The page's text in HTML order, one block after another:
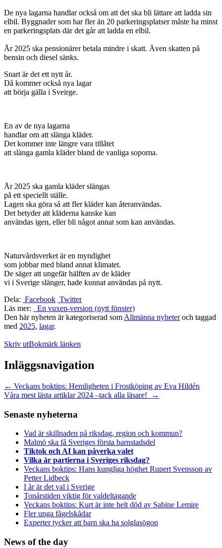
De nya lagarna handlar också om att det ska bli lättare att ladda sin
elbil. Byggnader som har fler än 20 parkeringsplatser måste ha minst
en parkeringsplats där det går att ladda en elbil.
År 2025 ska pensionärer betala mindre i skatt. Även skatten på
bensin och diesel sänks.
Snart är det ett nytt år.
Då kommer också nya lagar
att börja gälla i Sveirge.
En av de nya lagarna
handlar om att slänga kläder.
Det kommer inte längre vara tillåtet
att slänga gamla kläder bland de vanliga soporna.
År 2025 ska gamla kläder slängas
på ett speciellt ställe.
Lagen ska göra så att fler kläder kan återanvändas.
Det betyder att kläderna kanske kan
användas igen, eller bli något annat som kan användas.
Naturvårdsverket är en myndighet
som jobbar med bland annat klimatet.
De säger att ungefär hälften av de kläder
vi i Sverige slänger, hade kunnat användas på nytt.
Dela: Facebook Twitter
Läs mer:
En vuxen-version (nytt fönster)
Den här nyheten är kategoriserad som Allmänna nyheteroch taggad
med 2025, lagar.
Skriv utBokmärk länken
Inläggsnavigation
← Veckans boktips: Hemligheten i Frostköping av Eva Hildén
Våra mest lästa artiklar 2024 –tack alla läsare!
→
Senaste nyheterna
Vad är skillnaden på riksdag, region och kommun?
Malmö ska få Sveriges första barnstadsdel
Tiktok och AI kan påverka valet
Vilka är partierna i Sveriges riksdag?
Veckans boktips: Hans kungliga höghet Rupert Svensson av
Petter Lidbeck
I år är det val i Sverige
Tonårstiden viktig för valdeltagande
Veckans boktips: Kurt är inte helt död av Sabine Lemire
Fler unga fågelskådar
Experter tycker att barn ska ha solglasögon
News of the day